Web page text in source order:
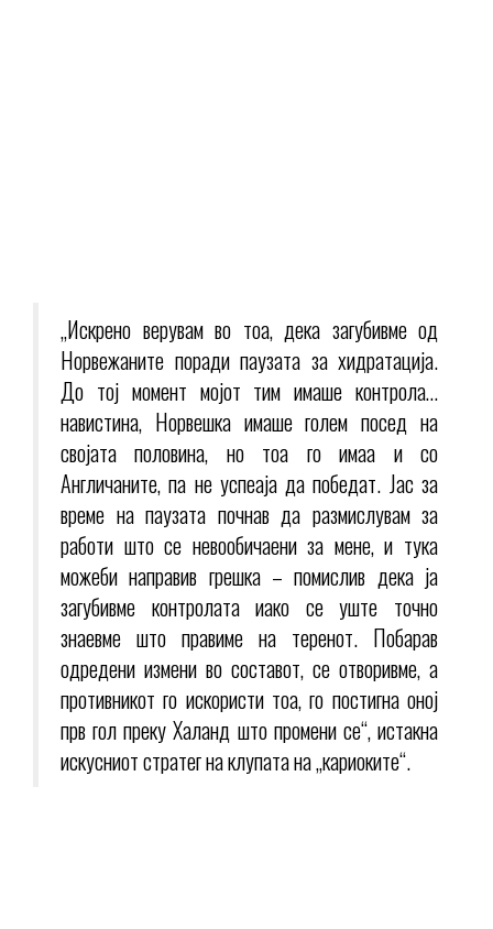
„Искрено верувам во тоа, дека загубивме од
Норвежаните поради паузата за хидратација.
До тој момент мојот тим имаше контрола…
навистина, Норвешка имаше голем посед на
својата половина, но тоа го имаа и со
Англичаните, па не успеаја да победат. Јас за
време на паузата почнав да размислувам за
работи што се невообичаени за мене, и тука
можеби направив грешка – помислив дека ја
загубивме контролата иако се уште точно
знаевме што правиме на теренот. Побарав
одредени измени во составот, се отворивме, а
противникот го искористи тоа, го постигна оној
прв гол преку Халанд што промени се“, истакна
искусниот стратег на клупата на „кариоките“.